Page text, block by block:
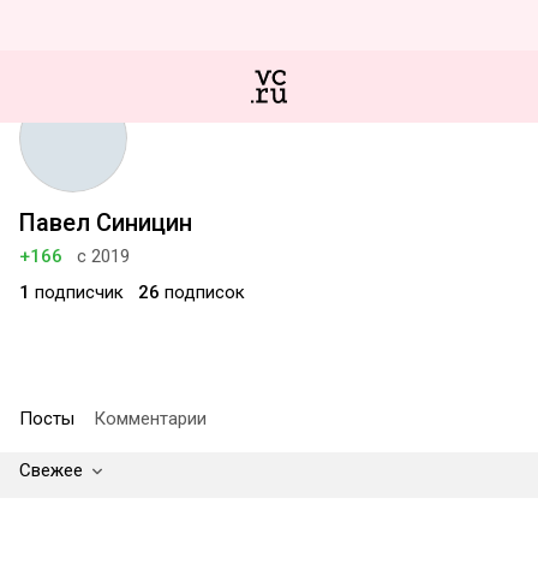
Павел Синицин
+166
с 2019
1 подписчик 26 подписок
Посты Комментарии
Свежее